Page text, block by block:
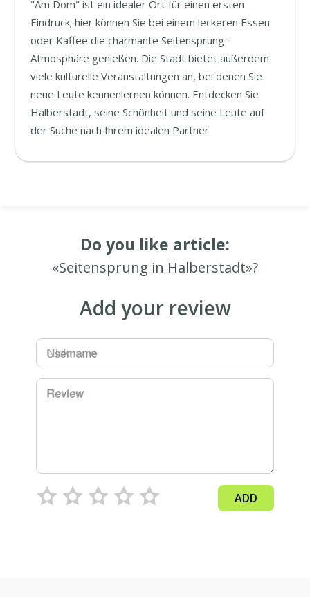
"Am Dom" ist ein idealer Ort für einen ersten
Eindruck; hier können Sie bei einem leckeren Essen
oder Kaffee die charmante Seitensprung-
Atmosphäre genießen. Die Stadt bietet außerdem
viele kulturelle Veranstaltungen an, bei denen Sie
neue Leute kennenlernen können. Entdecken Sie
Halberstadt, seine Schönheit und seine Leute auf
der Suche nach Ihrem idealen Partner.
Do you like article:
«Seitensprung in Halberstadt»?
Add your review
Username
Review
ADD